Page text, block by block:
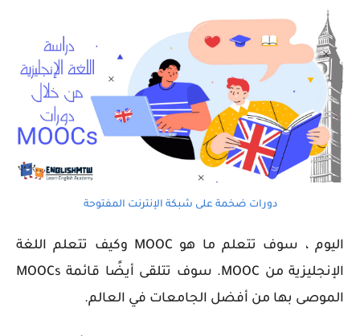
دورات ضخمة على شبكة الإنترنت المفتوحة
اليوم ، سوف تتعلم ما هو MOOC وكيف تتعلم اللغة
الإنجليزية من MOOC. سوف تتلقى أيضًا قائمة MOOCs
الموصى بها من أفضل الجامعات في العالم.